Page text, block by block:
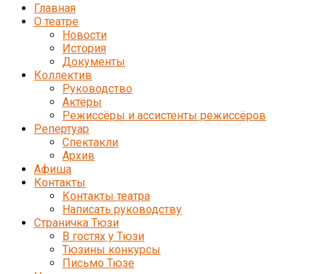
Главная
О театре
Новости
История
Документы
Коллектив
Руководство
Актёры
Режиссёры и ассистенты режиссёров
Репертуар
Спектакли
Архив
Афиша
Контакты
Контакты театра
Написать руководству
Страничка Тюзи
В гостях у Тюзи
Тюзины конкурсы
Письмо Тюзе